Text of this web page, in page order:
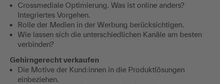
Crossmediale Optimierung. Was ist online anders?
Integriertes Vorgehen.
Rolle der Medien in der Werbung berücksichtigen.
Wie lassen sich die unterschiedlichen Kanäle am besten
verbinden?
Gehirngerecht verkaufen
Die Motive der Kund:innen in die Produktlösungen
einbeziehen.